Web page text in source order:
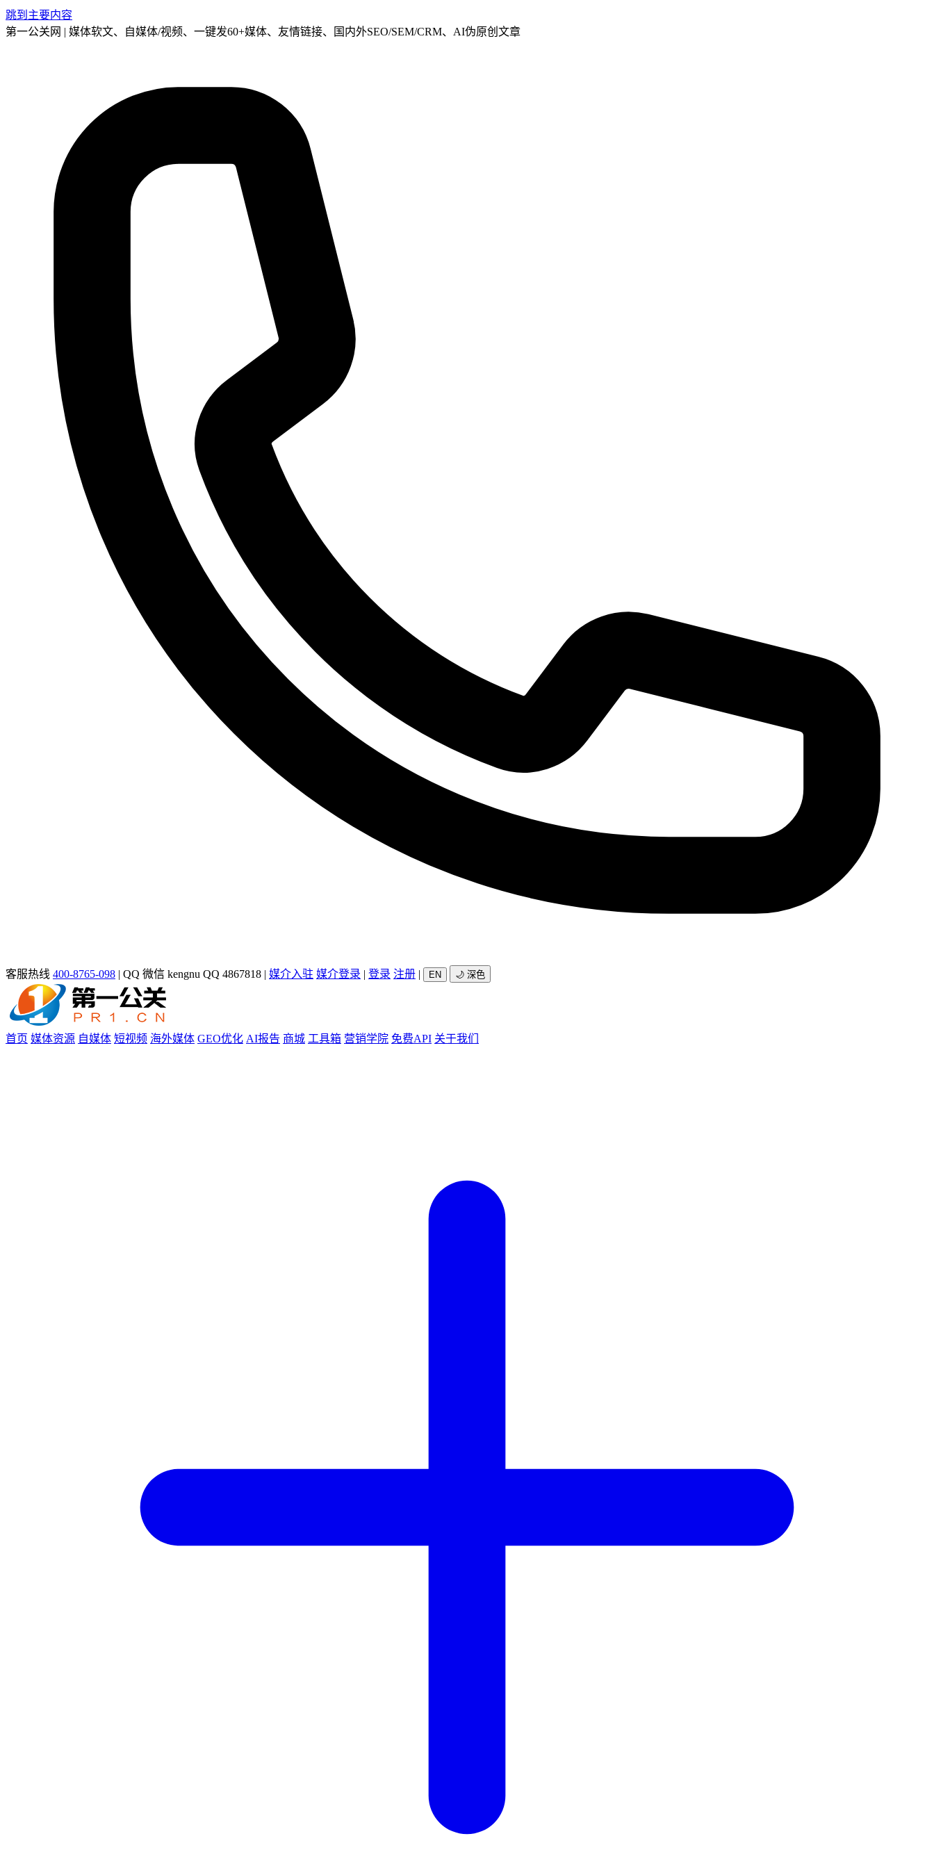
跳到主要内容
第一公关网 | 媒体软文、自媒体/视频、一键发60+媒体、友情链接、国内外SEO/SEM/CRM、AI伪原创文章
客服热线 400-8765-098 | QQ 微信 kengnu QQ 4867818 | 媒介入驻 媒介登录 | 登录 注册 | EN 🌙 深色
首页 媒体资源 自媒体 短视频 海外媒体 GEO优化 AI报告 商城 工具箱 营销学院 免费API 关于我们